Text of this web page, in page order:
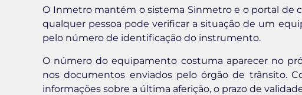
O Inmetro mantém o sistema Sinmetro e o portal de
qualquer pessoa pode verificar a situação de um
pelo número de identificação do instrumento.
O número do equipamento costuma aparecer no
nos documentos enviados pelo órgão de trânsito.
informações sobre a última aferição, o prazo de